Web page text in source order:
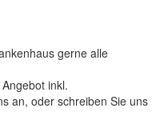
gerne alle
inkl.
an, oder schreiben Sie uns